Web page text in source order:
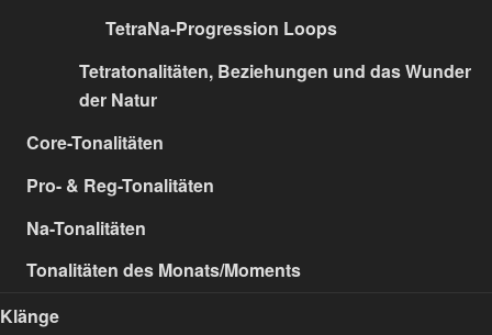
TetraNa-Progression Loops
Tetratonalitäten, Beziehungen und das Wunder
der Natur
Core-Tonalitäten
Pro- & Reg-Tonalitäten
Na-Tonalitäten
Tonalitäten des Monats/Moments
Klänge